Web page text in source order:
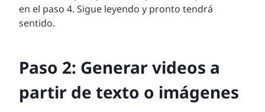
en el paso 4. Sigue leyendo y pronto tendrá
sentido.
Paso 2: Generar videos a
partir de texto o imágenes